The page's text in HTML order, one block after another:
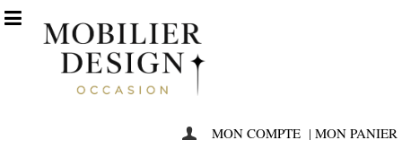
 MON COMPTE | MON PANIER
